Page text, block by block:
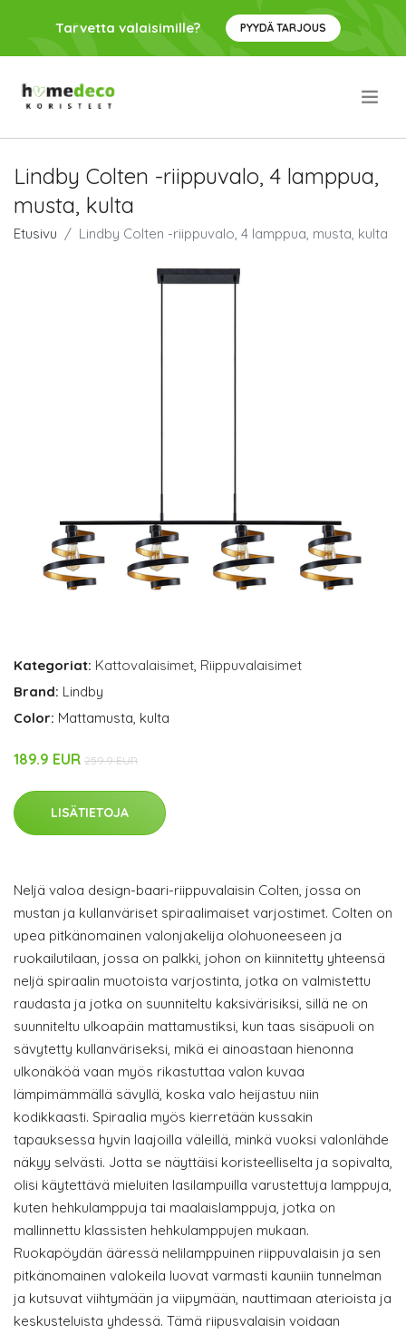
Tarvetta valaisimille? PYYDÄ TARJOUS
Lindby Colten -riippuvalo, 4 lamppua,
musta, kulta
Etusivu Lindby Colten -riippuvalo, 4 lamppua, musta, kulta
Kategoriat: Kattovalaisimet, Riippuvalaisimet
Brand: Lindby
Color: Mattamusta, kulta
189.9 EUR 259.9 EUR
LISÄTIETOJA
Neljä valoa design-baari-riippuvalaisin Colten, jossa on
mustan ja kullanväriset spiraalimaiset varjostimet. Colten on
upea pitkänomainen valonjakelija olohuoneeseen ja
ruokailutilaan, jossa on palkki, johon on kiinnitetty yhteensä
neljä spiraalin muotoista varjostinta, jotka on valmistettu
raudasta ja jotka on suunniteltu kaksivärisiksi, sillä ne on
suunniteltu ulkoapäin mattamustiksi, kun taas sisäpuoli on
sävytetty kullanväriseksi, mikä ei ainoastaan hienonna
ulkonäköä vaan myös rikastuttaa valon kuvaa
lämpimämmällä sävyllä, koska valo heijastuu niin
kodikkaasti. Spiraalia myös kierretään kussakin
tapauksessa hyvin laajoilla väleillä, minkä vuoksi valonlähde
näkyy selvästi. Jotta se näyttäisi koristeelliselta ja sopivalta,
olisi käytettävä mieluiten lasilampuilla varustettuja lamppuja,
kuten hehkulamppuja tai maalaislamppuja, jotka on
mallinnettu klassisten hehkulamppujen mukaan.
Ruokapöydän ääressä nelilamppuinen riippuvalaisin ja sen
pitkänomainen valokeila luovat varmasti kauniin tunnelman
ja kutsuvat viihtymään ja viipymään, nauttimaan aterioista ja
keskusteluista yhdessä. Tämä riipusvalaisin voidaan